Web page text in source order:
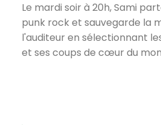
Le mardi soir à 20h, Sami
punk rock et sauvegarde la
l'auditeur en sélectionnant
et ses coups de cœur du